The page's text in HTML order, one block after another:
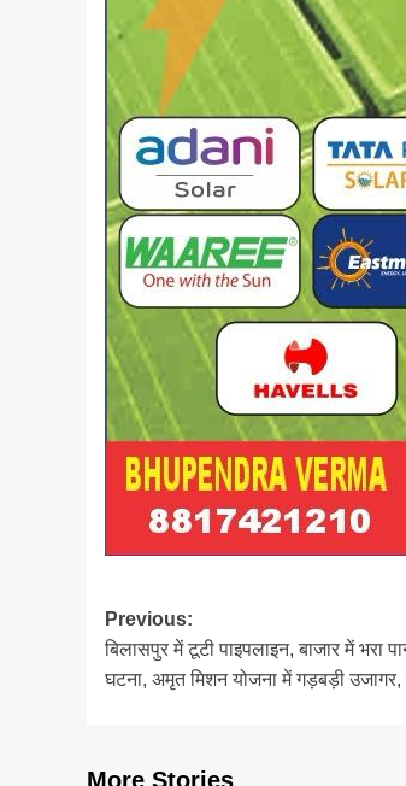
Post
navigation
Previous:
बिलासपुर में टूटी पाइपलाइन, बाजार में भरा
घटना, अमृत मिशन योजना में गड़बड़ी उजागर,
More Stories